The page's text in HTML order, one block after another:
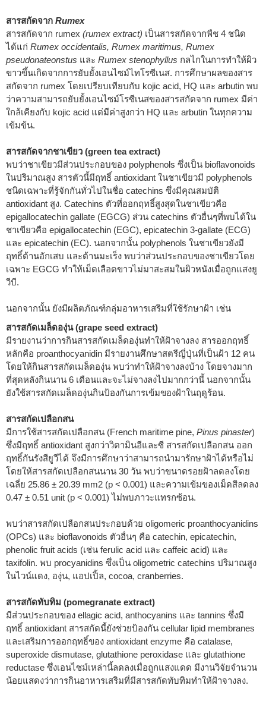
สารสกัดจาก Rumex
สารสกัดจาก rumex (rumex extract) เป็นสารสกัดจากพืช 4 ชนิด
ได้แก่ Rumex occidentalis, Rumex maritimus, Rumex
pseudonateonstus และ Rumex stenophyllus กลไกในการทำให้ผิว
ขาวขึ้นเกิดจากการยับยั้งเอนไซม์ไทโรซีเนส. การศึกษาผลของสาร
สกัดจาก rumex โดยเปรียบเทียบกับ kojic acid, HQ และ arbutin พบ
ว่าความสามารถยับยั้งเอนไซม์โรซีเนสของสารสกัดจาก rumex มีค่า
ใกล้เคียงกับ kojic acid แต่มีค่าสูงกว่า HQ และ arbutin ในทุกความ
เข้มข้น.
สารสกัดจากชาเขียว (green tea extract)
พบว่าชาเขียวมีส่วนประกอบของ polyphenols ซึ่งเป็น bioflavonoids
ในปริมาณสูง สารตัวนี้มีฤทธิ์ antioxidant ในชาเขียวมี polyphenols
ชนิดเฉพาะที่รู้จักกันทั่วไปในชื่อ catechins ซึ่งมีคุณสมบัติ
antioxidant สูง. Catechins ตัวที่ออกฤทธิ์สูงสุดในชาเขียวคือ
epigallocatechin gallate (EGCG) ส่วน catechins ตัวอื่นๆที่พบได้ใน
ชาเขียวคือ epigallocatechin (EGC), epicatechin 3-gallate (ECG)
และ epicatechin (EC). นอกจากนั้น polyphenols ในชาเขียวยังมี
ฤทธิ์ต้านอักเสบ และต้านมะเร็ง พบว่าส่วนประกอบของชาเขียวโดย
เฉพาะ EGCG ทำให้เม็ดเลือดขาวไม่มาสะสมในผิวหนังเมื่อถูกแสงยู
วีบี.
นอกจากนั้น ยังมีผลิตภัณฑ์กลุ่มอาหารเสริมที่ใช้รักษาฝ้า เช่น
สารสกัดเมล็ดองุ่น (grape seed extract)
มีรายงานว่าการกินสารสกัดเมล็ดองุ่นทำให้ฝ้าจางลง สารออกฤทธิ์
หลักคือ proanthocyanidin มีรายงานศึกษาสตรีญี่ปุ่นที่เป็นฝ้า 12 คน
โดยให้กินสารสกัดเมล็ดองุ่น พบว่าทำให้ฝ้าจางลงบ้าง โดยจางมาก
ที่สุดหลังกินนาน 6 เดือนและจะไม่จางลงไปมากกว่านี้ นอกจากนั้น
ยังใช้สารสกัดเมล็ดองุ่นกินป้องกันการเข้มของฝ้าในฤดูร้อน.
สารสกัดเปลือกสน
มีการใช้สารสกัดเปลือกสน (French maritime pine, Pinus pinaster)
ซึ่งมีฤทธิ์ antioxidant สูงกว่าวิตามินอีและซี สารสกัดเปลือกสน ออก
ฤทธิ์กันรังสียูวีได้ จึงมีการศึกษาว่าสามารถนำมารักษาฝ้าได้หรือไม่
โดยให้สารสกัดเปลือกสนนาน 30 วัน พบว่าขนาดรอยฝ้าลดลงโดย
เฉลี่ย 25.86 ± 20.39 mm2 (p < 0.001) และความเข้มของเม็ดสีลดลง
0.47 ± 0.51 unit (p < 0.001) ไม่พบภาวะแทรกซ้อน.
พบว่าสารสกัดเปลือกสนประกอบด้วย oligomeric proanthocyanidins
(OPCs) และ bioflavonoids ตัวอื่นๆ คือ catechin, epicatechin,
phenolic fruit acids (เช่น ferulic acid และ caffeic acid) และ
taxifolin. พบ procyanidins ซึ่งเป็น oligometric catechins ปริมาณสูง
ในไวน์แดง, องุ่น, แอปเปิ้ล, cocoa, cranberries.
สารสกัดทับทิม (pomegranate extract)
มีส่วนประกอบของ ellagic acid, anthocyanins และ tannins ซึ่งมี
ฤทธิ์ antioxidant สารสกัดนี้ยังช่วยป้องกัน cellular lipid membranes
และเสริมการออกฤทธิ์ของ antioxidant enzyme คือ catalase,
superoxide dismutase, glutathione peroxidase และ glutathione
reductase ซึ่งเอนไซม์เหล่านี้ลดลงเมื่อถูกแสงแดด มีงานวิจัยจำนวน
น้อยแสดงว่าการกินอาหารเสริมที่มีสารสกัดทับทิมทำให้ฝ้าจางลง.